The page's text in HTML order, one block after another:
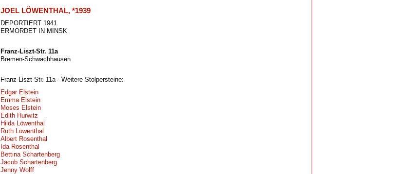
JOEL LÖWENTHAL, *1939
DEPORTIERT 1941
ERMORDET IN MINSK
Franz-Liszt-Str. 11a
Bremen-Schwachhausen
Franz-Liszt-Str. 11a - Weitere Stolpersteine:
Edgar Elstein
Emma Elstein
Moses Elstein
Edith Hurwitz
Hilda Löwenthal
Ruth Löwenthal
Albert Rosenthal
Ida Rosenthal
Bettina Schartenberg
Jacob Schartenberg
Jenny Wolff